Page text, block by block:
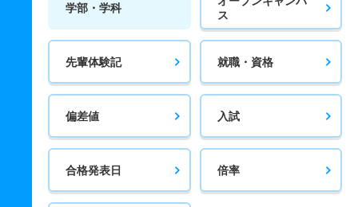
学部・学科
ス
先輩体験記 就職・資格
偏差値 入試
合格発表日 倍率